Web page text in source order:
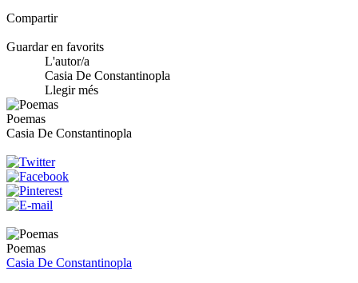
Compartir
Guardar en favorits
L'autor/a
Casia De Constantinopla
Llegir més
Poemas
Casia De Constantinopla
Poemas
Casia De Constantinopla